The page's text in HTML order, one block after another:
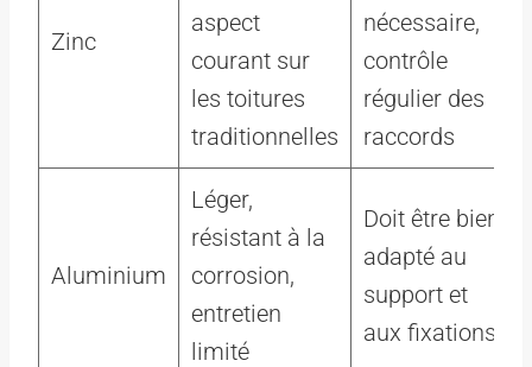
Zinc
aspect
courant sur
les toitures
traditionnelles
nécessaire,
contrôle
régulier des
raccords
Aluminium
Léger,
résistant à la
corrosion,
entretien
limité
Doit être bien
adapté au
support et
aux fixations